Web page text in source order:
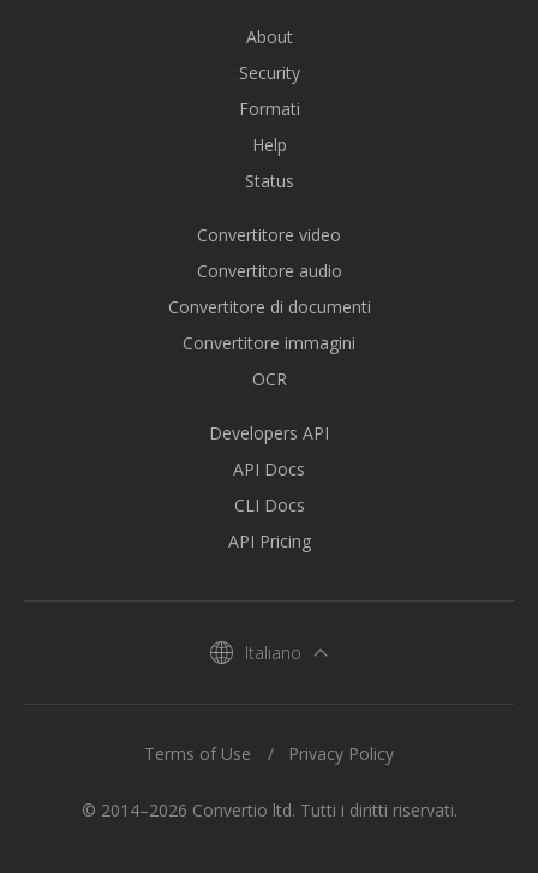
About
Security
Formati
Help
Status
Convertitore video
Convertitore audio
Convertitore di documenti
Convertitore immagini
OCR
Developers API
API Docs
CLI Docs
API Pricing
Italiano
© 2014–2026 Convertio ltd. Tutti i diritti riservati.
Terms of Use Privacy Policy